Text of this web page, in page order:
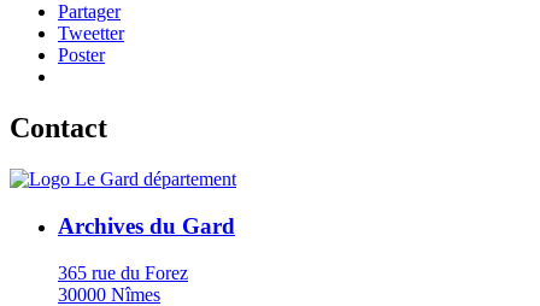
Partager
Tweetter
Poster
Contact
Archives du Gard
365 rue du Forez
30000 Nîmes